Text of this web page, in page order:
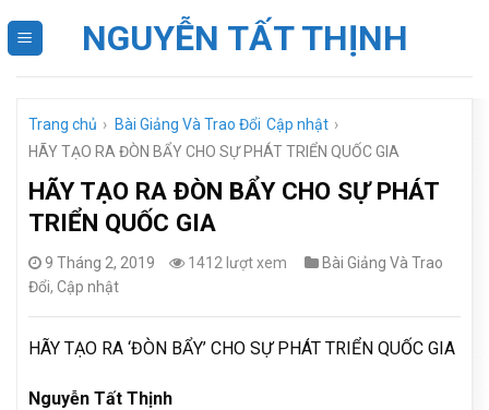
NGUYỄN TẤT THỊNH
Trang chủ › Bài Giảng Và Trao Đổi Cập nhật ›
HÃY TẠO RA ĐÒN BẨY CHO SỰ PHÁT TRIỂN QUỐC GIA
HÃY TẠO RA ĐÒN BẨY CHO SỰ PHÁT
TRIỂN QUỐC GIA
9 Tháng 2, 2019 1412 lượt xem
Bài Giảng Và Trao
Đổi, Cập nhật
HÃY TẠO RA ‘ĐÒN BẨY’ CHO SỰ PHÁT TRIỂN QUỐC GIA
Nguyễn Tất Thịnh